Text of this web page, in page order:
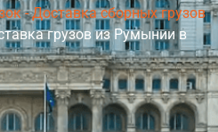
-Доставка сборных грузов
грузов из Румынии в